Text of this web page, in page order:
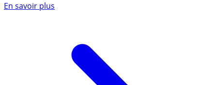
En savoir plus